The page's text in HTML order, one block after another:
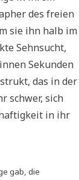
des freien
sie ihn halb im
Sehnsucht,
Sekunden
das in der
schwer, sich
in ihr
gab, die